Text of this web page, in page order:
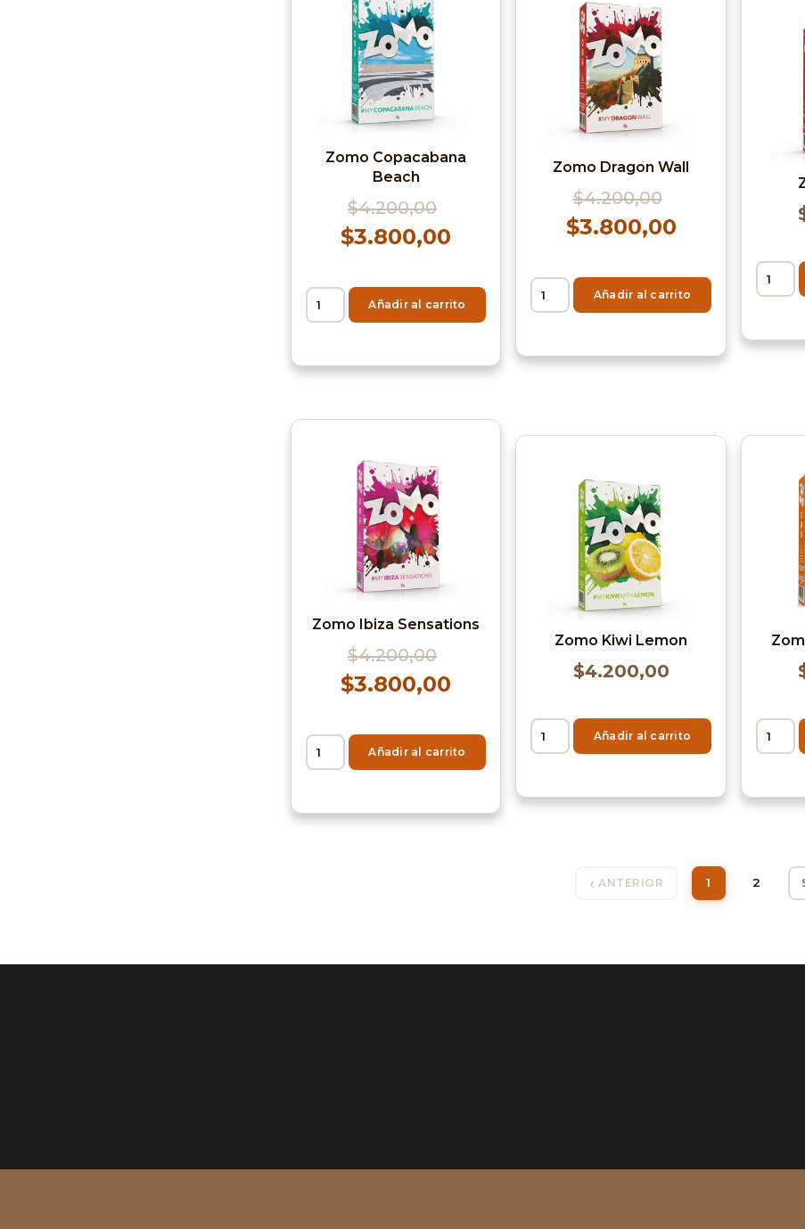
Zomo Copacabana
Beach
$4.200,00
$3.800,00
Añadir al carrito
Zomo Dragon Wall
$4.200,00
$3.800,00
Añadir al carrito
Zomo Ibiza Sensations
$4.200,00
$3.800,00
Añadir al carrito
Zomo Kiwi Lemon
$4.200,00
Añadir al carrito
ANTERIOR 1 2